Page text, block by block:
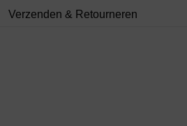
Verzenden & Retourneren